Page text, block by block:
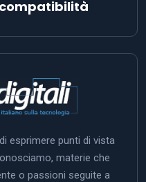
esprimere punti di vista
materie che
o passioni seguite a